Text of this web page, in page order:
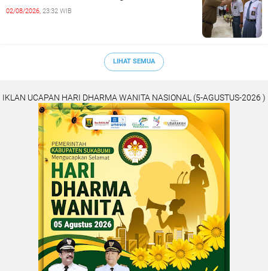
02/08/2026, 23:32 WIB
LIHAT SEMUA
IKLAN UCAPAN HARI DHARMA WANITA NASIONAL (5-AGUSTUS-2026 )